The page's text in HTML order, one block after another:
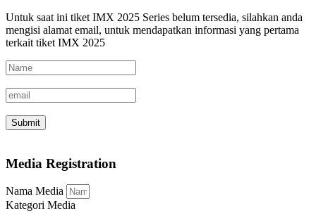
Untuk saat ini tiket IMX 2025 Series belum tersedia, silahkan anda
mengisi alamat email, untuk mendapatkan informasi yang pertama
terkait tiket IMX 2025
Submit
Media Registration
Nama Media
Kategori Media